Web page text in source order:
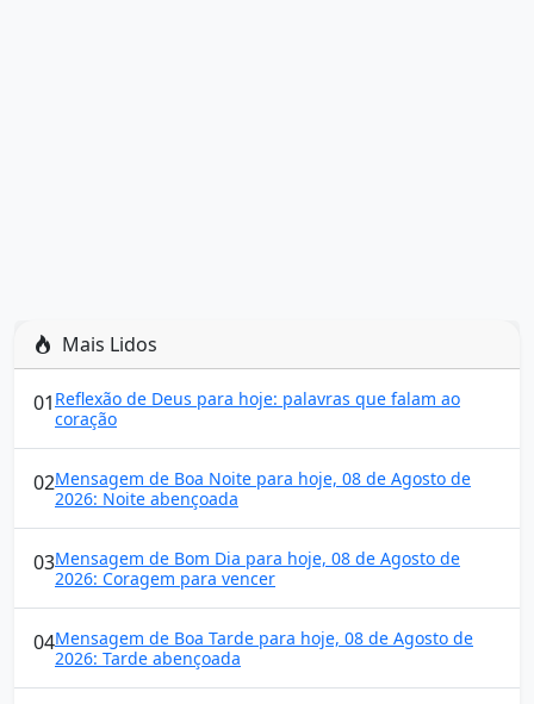
Mais Lidos
01 Reflexão de Deus para hoje: palavras que falam ao
coração
02Mensagem de Boa Noite para hoje, 08 de Agosto de
2026: Noite abençoada
03Mensagem de Bom Dia para hoje, 08 de Agosto de
2026: Coragem para vencer
04Mensagem de Boa Tarde para hoje, 08 de Agosto de
2026: Tarde abençoada